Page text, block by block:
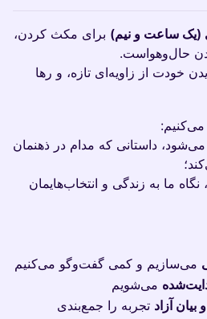
برای مکث کردن،
حال‌و‌هواست.
خودت از زاویه‌ای تازه، و رها
داستانی که مدام در ذهنمان
ما به زندگی و انتخاب‌هایمان
می‌سازیم و کمی گفت‌وگو می‌کنیم
می‌شویم
آزاد تجربه را جمع‌بندی